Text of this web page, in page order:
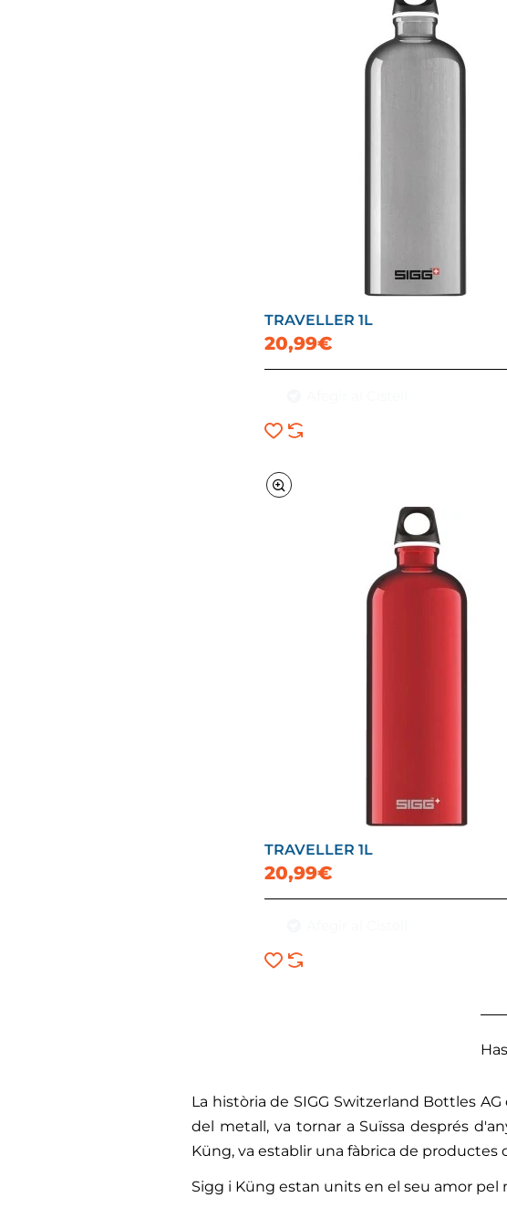
TRAVELLER 1L
20,99€
TRAVELLER 1L
20,99€
La història de SIGG Switzerland Bottles
del metall, va tornar a Suïssa després
Küng, va establir una fàbrica de productes
Sigg i Küng estan units en el seu amor